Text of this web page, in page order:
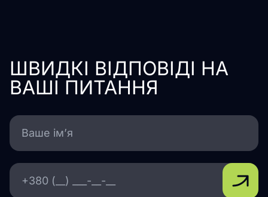
ШВИДКІ ВІДПОВІДІ НА
ВАШІ ПИТАННЯ